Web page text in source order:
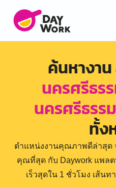
ค้นหางา
นครศรีธร
นครศรีธรร
ทั้ง
ตำแหน่งงานคุณภาพดีล่าสุด
คุณที่สุด กับ Daywork แพล
เร็วสุดใน 1 ชั่วโมง เส้น